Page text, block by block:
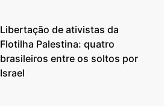
Libertação de ativistas da
Flotilha Palestina: quatro
brasileiros entre os soltos por
Israel